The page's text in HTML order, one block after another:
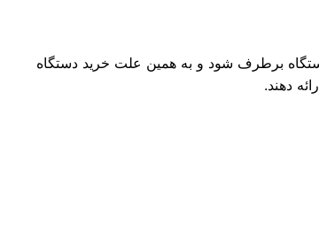
برطرف شود و به همین علت خرید دستگاه
دهند.